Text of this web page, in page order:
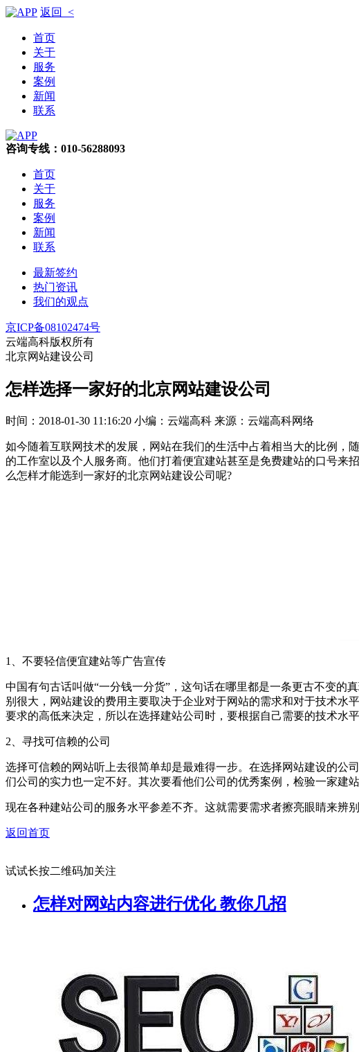
返回 <
首页
关于
服务
案例
新闻
联系
咨询专线：010-56288093
首页
关于
服务
案例
新闻
联系
最新签约
热门资讯
我们的观点
京ICP备08102474号
云端高科版权所有
北京网站建设公司
怎样选择一家好的北京网站建设公司
时间：2018-01-30 11:16:20 小编：云端高科 来源：云端高科网络
如今随着互联网技术的发展，网站在我们的生活中占着相当大的比例，
的工作室以及个人服务商。他们打着便宜建站甚至是免费建站的口号
么怎样才能选到一家好的北京网站建设公司呢?
1、不要轻信便宜建站等广告宣传
中国有句古话叫做“一分钱一分货”，这句话在哪里都是一条更古不变
别很大，网站建设的费用主要取决于企业对于网站的需求和对于技术
要求的高低来决定，所以在选择建站公司时，要根据自己需要的技术水
2、寻找可信赖的公司
选择可信赖的网站听上去很简单却是最难得一步。在选择网站建设的公
们公司的实力也一定不好。其次要看他们公司的优秀案例，检验一家建
现在各种建站公司的服务水平参差不齐。这就需要需求者擦亮眼睛来辨
返回首页
试试长按二维码加关注
怎样对网站内容进行优化 教你几招